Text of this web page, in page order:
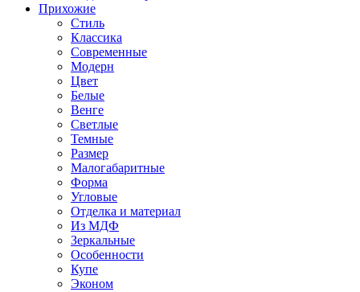
Прихожие
Стиль
Классика
Современные
Модерн
Цвет
Белые
Венге
Светлые
Темные
Размер
Малогабаритные
Форма
Угловые
Отделка и материал
Из МДФ
Зеркальные
Особенности
Купе
Эконом